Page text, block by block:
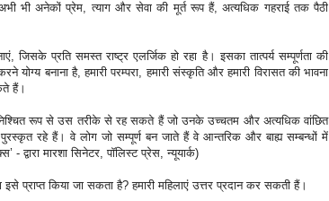
भी अनेकों प्रेम, त्याग और सेवा की मूर्त रूप हैं, अत्यधिक गहराई तक पैठी
प्रति समस्त राष्ट्र एलर्जिक हो रहा है। इसका तात्पर्य सम्पूर्णता की
बनाना है, हमारी परम्परा, हमारी संस्कृति और हमारी विरासत की भावना
हैं।
रूप से उस तरीके से रह सकते हैं जो उनके उच्चतम और अत्यधिक वांछित
रहे हैं। वे लोग जो सम्पूर्ण बन जाते हैं वे आन्तरिक और बाह्य सम्बन्धों में
- द्वारा मारशा सिनेटर, पॉलिस्ट प्रेस, न्यूयार्क)
किया जा सकता है? हमारी महिलाएं उत्तर प्रदान कर सकती हैं।